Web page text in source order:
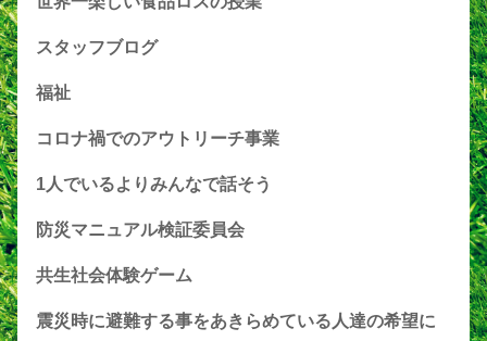
スタッフブログ
福祉
コロナ禍でのアウトリーチ事業
1人でいるよりみんなで話そう
防災マニュアル検証委員会
共生社会体験ゲーム
震災時に避難する事をあきらめている人達の希望に